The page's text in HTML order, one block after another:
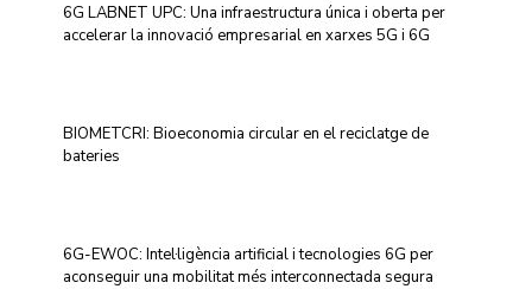
6G LABNET UPC: Una infraestructura única i oberta per
accelerar la innovació empresarial en xarxes 5G i 6G
BIOMETCRI: Bioeconomia circular en el reciclatge de
bateries
6G-EWOC: Intel·ligència artificial i tecnologies 6G per
aconseguir una mobilitat més interconnectada segura